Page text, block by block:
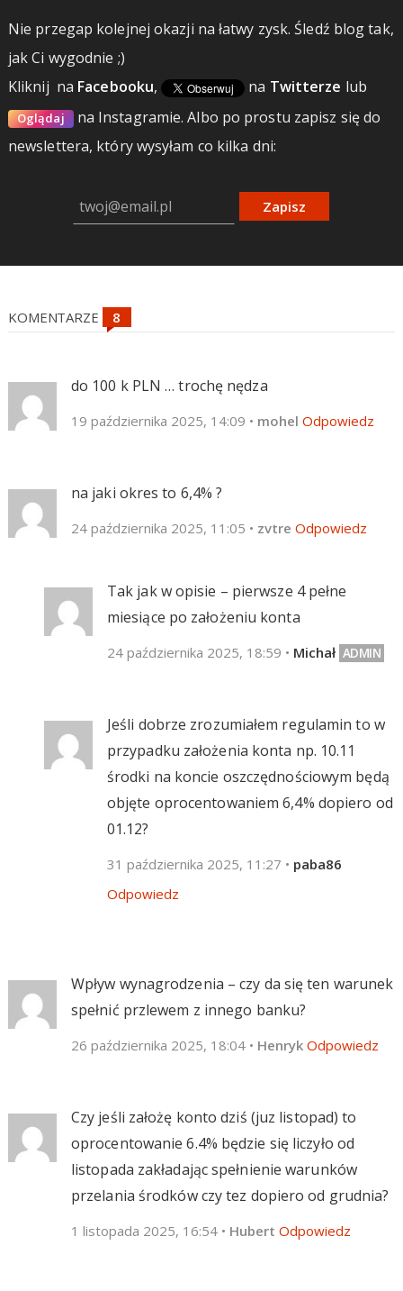
Nie przegap kolejnej okazji na łatwy zysk. Śledź blog tak,
jak Ci wygodnie ;)
Kliknij na Facebooku, na Twitterze lub
Oglądaj na Instagramie.Albo po prostu zapisz się do
newslettera, który wysyłam co kilka dni:
Zapisz
KOMENTARZE
do 100 k PLN … trochę nędza
19 października 2025, 14:09 • mohel Odpowiedz
na jaki okres to 6,4% ?
24 października 2025, 11:05 • zvtre Odpowiedz
Tak jak w opisie – pierwsze 4 pełne
miesiące po założeniu konta
24 października 2025, 18:59 • Michał
Jeśli dobrze zrozumiałem regulamin to w
przypadku założenia konta np. 10.11
środki na koncie oszczędnościowym będą
objęte oprocentowaniem 6,4% dopiero od
01.12?
31 października 2025, 11:27 • paba86
Odpowiedz
Wpływ wynagrodzenia – czy da się ten warunek
spełnić przlewem z innego banku?
26 października 2025, 18:04 • Henryk Odpowiedz
Czy jeśli założę konto dziś (juz listopad) to
oprocentowanie 6.4% będzie się liczyło od
listopada zakładając spełnienie warunków
przelania środków czy tez dopiero od grudnia?
1 listopada 2025, 16:54 • Hubert Odpowiedz